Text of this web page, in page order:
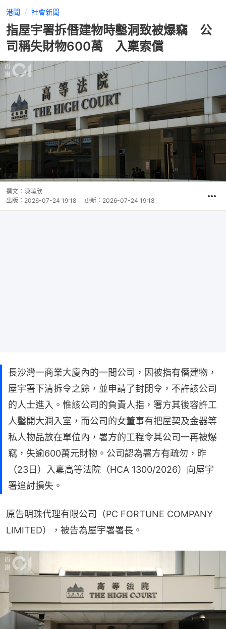
港聞 社會新聞
指屋宇署拆僭建物時鑿洞致被爆竊 公
司稱失財物600萬 入稟索償
撰文： 陳曉欣
出版： 2026-07-24 19:18 更新： 2026-07-24 19:18
長沙灣一商業大廈內的一間公司，因被指有僭建物，
屋宇署下清拆令之餘，並申請了封閉令，不許該公司
的人士進入。惟該公司的負責人指，署方其後容許工
人鑿開大洞入室，而公司的女董事有把屋契及金器等
私人物品放在單位內，署方的工程令其公司一再被爆
竊，失逾600萬元財物。公司認為署方有疏勿，昨
（23日）入稟高等法院（HCA 1300/2026）向屋宇
署追討損失。
原告明珠代理有限公司（PC FORTUNE COMPANY
LIMITED），被告為屋宇署署長。